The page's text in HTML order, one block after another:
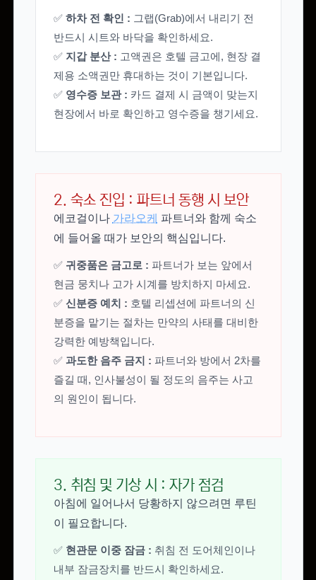
✅ 하차 전 확인 : 그랩(Grab)에서 내리기 전
반드시 시트와 바닥을 확인하세요.
✅ 지갑 분산 : 고액권은 호텔 금고에, 현장 결
제용 소액권만 휴대하는 것이 기본입니다.
✅ 영수증 보관 : 카드 결제 시 금액이 맞는지
현장에서 바로 확인하고 영수증을 챙기세요.
2. 숙소 진입 : 파트너 동행 시 보안
에코걸이나 가라오케 파트너와 함께 숙소
에 들어올 때가 보안의 핵심입니다.
✅ 귀중품은 금고로 : 파트너가 보는 앞에서
현금 뭉치나 고가 시계를 방치하지 마세요.
✅ 신분증 예치 : 호텔 리셉션에 파트너의 신
분증을 맡기는 절차는 만약의 사태를 대비한
강력한 예방책입니다.
✅ 과도한 음주 금지 : 파트너와 방에서 2차를
즐길 때, 인사불성이 될 정도의 음주는 사고
의 원인이 됩니다.
3. 취침 및 기상 시 : 자가 점검
아침에 일어나서 당황하지 않으려면 루틴
이 필요합니다.
✅ 현관문 이중 잠금 : 취침 전 도어체인이나
내부 잠금장치를 반드시 확인하세요.